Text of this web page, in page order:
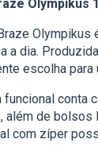
Olympikus
Olympikus
a dia.
escolha
funcional conta
além de bolsos
com zíper